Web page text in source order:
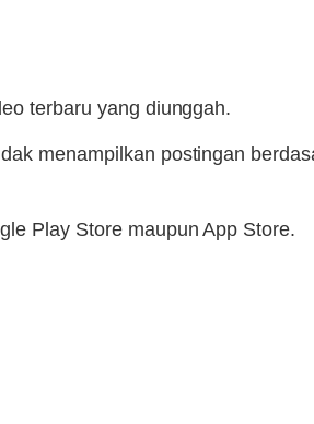
terbaru yang diunggah.
menampilkan postingan
Play Store maupun App Store.